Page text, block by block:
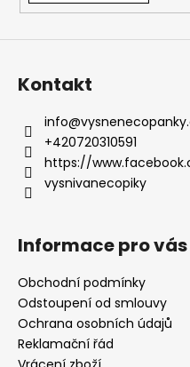
Kontakt
info@
+420720310591
https://
vysnivanecopiky
Informace pro vás
Obchodní podmínky
Odstoupení od smlouvy
Ochrana osobních údajů
Reklamační řád